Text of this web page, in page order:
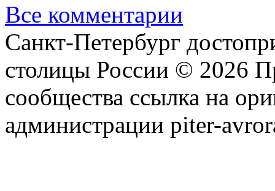
Все комментарии
Санкт-Петербург
столицы России © 2026
сообщества ссылка на
администрации piter-